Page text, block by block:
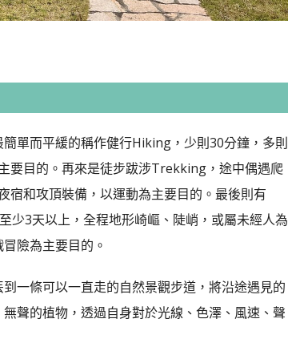
單而平緩的稱作健行Hiking，少則30分鐘，多則
要目的。再來是徒步跋涉Trekking，途中偶遇爬
宿和攻頂裝備，以運動為主要目的。最後則有
3天以上，全程地形崎嶇、陡峭，或屬未經人為
險為主要目的。
一條可以一直走的自然景觀步道，將沿途遇見的
聲的植物，透過自身對於光線、色澤、風速、聲